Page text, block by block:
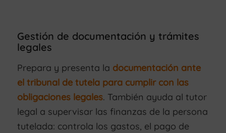
Gestión de documentación y trámites
legales
Prepara y presenta la documentación ante
el tribunal de tutela para cumplir con las
obligaciones legales. También ayuda al tutor
legal a supervisar las finanzas de la persona
tutelada: controla los gastos, el pago de